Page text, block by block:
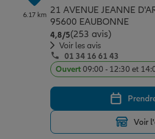
6.17 km 21 AVENUE JEANNE
95600 EAUBONNE
4,8/5Note de 4.8 sur 5
(253 avis)
Voir les avis
01 34 16 61 43
Ouvert09:00 - 12:30 et
Voir